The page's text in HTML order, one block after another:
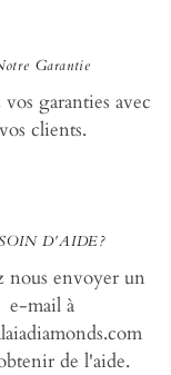
Garantie
vos garanties avec
vos clients.
D'AIDE?
nous envoyer un
e-mail à
de l'aide.